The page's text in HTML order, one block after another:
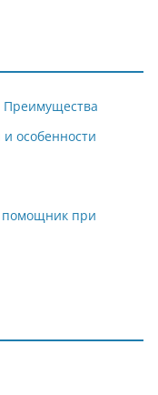
Преимущества
особенности
при